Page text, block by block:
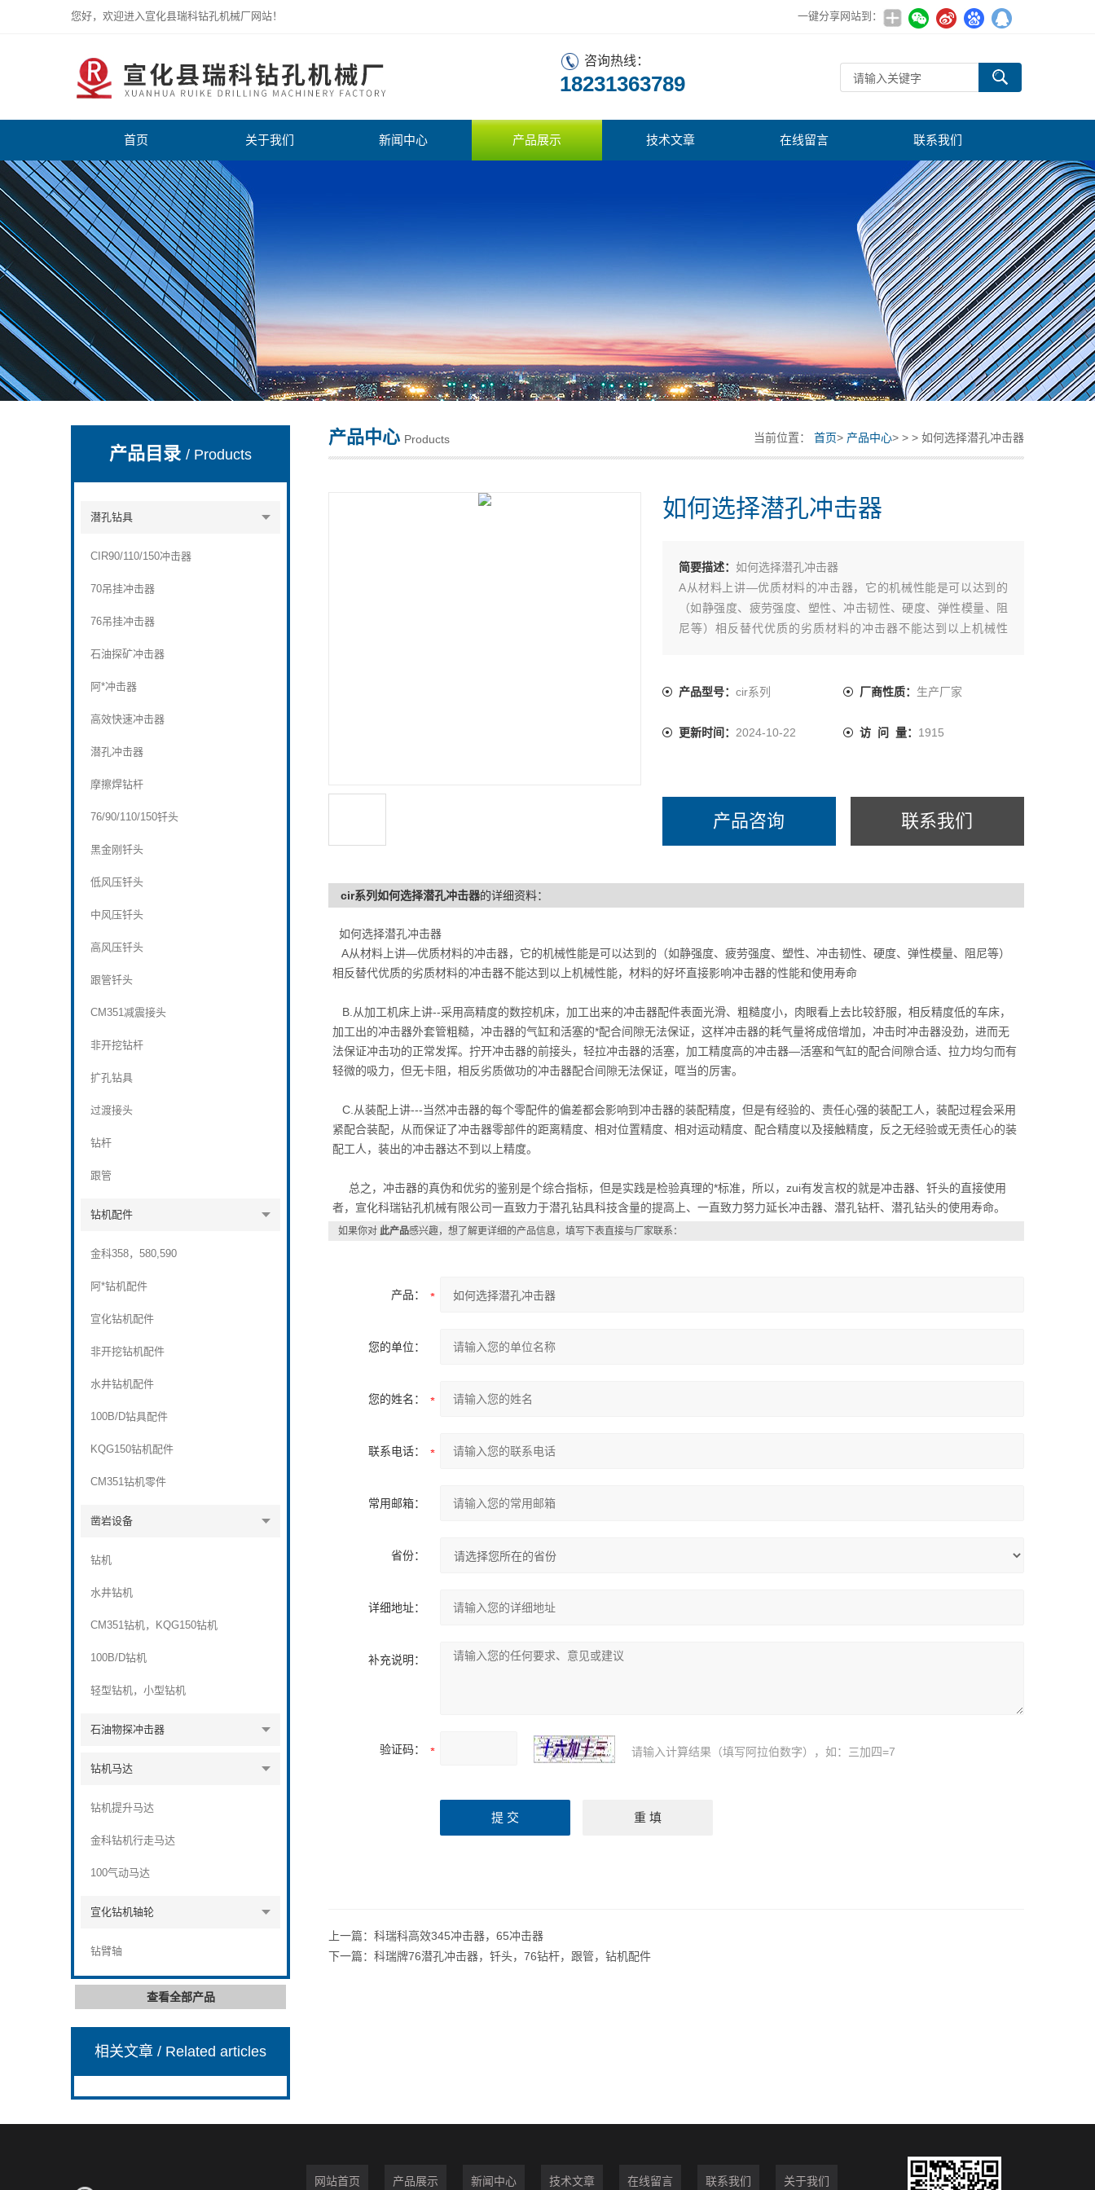
您好，欢迎进入宣化县瑞科钻孔机械厂网站！ 一键分享网站到：
宣化县瑞科钻孔机械厂
咨询热线：
18231363789
首页 关于我们 新闻中心 产品展示 技术文章 在线留言 联系我们
产品目录/ Products
潜孔钻具
CIR90/110/150冲击器
70吊挂冲击器
76吊挂冲击器
石油探矿冲击器
阿*冲击器
高效快速冲击器
潜孔冲击器
摩擦焊钻杆
76/90/110/150钎头
黑金刚钎头
低风压钎头
中风压钎头
高风压钎头
跟管钎头
CM351减震接头
非开挖钻杆
扩孔钻具
过渡接头
钻杆
跟管
钻机配件
金科358，580,590
阿*钻机配件
宣化钻机配件
非开挖钻机配件
水井钻机配件
100B/D钻具配件
KQG150钻机配件
CM351钻机零件
凿岩设备
钻机
水井钻机
CM351钻机，KQG150钻机
100B/D钻机
轻型钻机，小型钻机
石油物探冲击器
钻机马达
钻机提升马达
金科钻机行走马达
100气动马达
宣化钻机轴轮
钻臂轴
查看全部产品
相关文章/ Related articles
产品中心 Products 当前位置： 首页> 产品中心> > > 如何选择潜孔冲击器
如何选择潜孔冲击器
简要描述： 如何选择潜孔冲击器
A从材料上讲—优质材料的冲击器，它的机械性能是可以达到的
（如静强度、疲劳强度、塑性、冲击韧性、硬度、弹性模量、阻
尼等）相反替代优质的劣质材料的冲击器不能达到以上机械性
B.从加工机床上讲--采用高精度的数控机床，加工出来的冲击器配
床，加工出的冲击器外套管粗糙，冲击器的
产品型号： cir系列 厂商性质： 生产厂家
更新时间： 2024-10-22 访 问 量： 1915
产品咨询 联系我们
cir系列如何选择潜孔冲击器的详细资料：
如何选择潜孔冲击器
A从材料上讲—优质材料的冲击器，它的机械性能是可以达到的（如静强度、疲劳强度、塑性、冲击韧性、硬度、弹性模量、阻尼等）
相反替代优质的劣质材料的冲击器不能达到以上机械性能，材料的好坏直接影响冲击器的性能和使用寿命
B.从加工机床上讲--采用高精度的数控机床，加工出来的冲击器配件表面光滑、粗糙度小，肉眼看上去比较舒服，相反精度低的车床，
加工出的冲击器外套管粗糙，冲击器的气缸和活塞的*配合间隙无法保证，这样冲击器的耗气量将成倍增加，冲击时冲击器没劲，进而无
法保证冲击功的正常发挥。拧开冲击器的前接头，轻拉冲击器的活塞，加工精度高的冲击器—活塞和气缸的配合间隙合适、拉力均匀而有
轻微的吸力，但无卡阻，相反劣质做功的冲击器配合间隙无法保证，哐当的厉害。
C.从装配上讲---当然冲击器的每个零配件的偏差都会影响到冲击器的装配精度，但是有经验的、责任心强的装配工人，装配过程会采用
紧配合装配，从而保证了冲击器零部件的距离精度、相对位置精度、相对运动精度、配合精度以及接触精度，反之无经验或无责任心的装
配工人，装出的冲击器达不到以上精度。
总之，冲击器的真伪和优劣的鉴别是个综合指标，但是实践是检验真理的*标准，所以，zui有发言权的就是冲击器、钎头的直接使用
者，宣化科瑞钻孔机械有限公司一直致力于潜孔钻具科技含量的提高上、一直致力努力延长冲击器、潜孔钻杆、潜孔钻头的使用寿命。
如果你对 此产品感兴趣，想了解更详细的产品信息，填写下表直接与厂家联系：
产品：
您的单位：
您的姓名：
联系电话：
常用邮箱：
省份：
详细地址：
补充说明：
验证码： 请输入计算结果（填写阿拉伯数字），如：三加四=7
上一篇： 科瑞科高效345冲击器，65冲击器
下一篇： 科瑞牌76潜孔冲击器，钎头，76钻杆，跟管，钻机配件
网站首页 产品展示 新闻中心 技术文章 在线留言 联系我们 关于我们